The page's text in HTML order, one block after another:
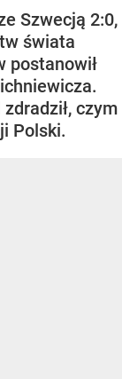
Szwecją 2:0,
świata
postanowił
czym
Polski.